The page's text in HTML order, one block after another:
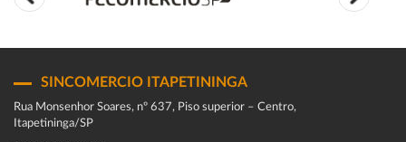
SINCOMERCIO ITAPETININGA
Rua Monsenhor Soares, nº 637, Piso superior – Centro,
Itapetininga/SP